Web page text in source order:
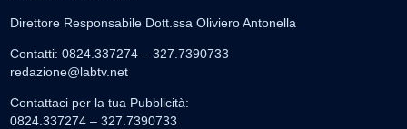
Direttore Responsabile Dott.ssa Oliviero Antonella
Contatti: 0824.337274 – 327.7390733
redazione@labtv.net
Contattaci per la tua Pubblicità:
0824.337274 – 327.7390733